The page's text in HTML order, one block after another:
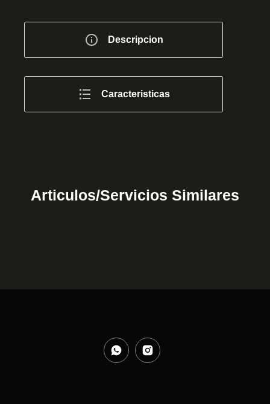
Descripcion
Caracteristicas
Articulos/Servicios Similares